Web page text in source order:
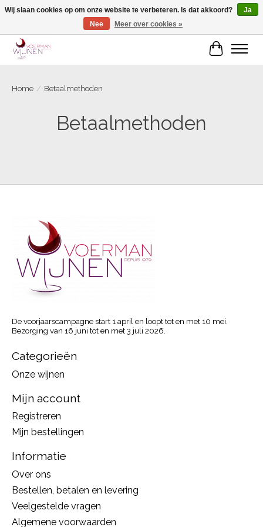
Voorjaarscampagne is gesloten
Home / Betaalmethoden
Betaalmethoden
De voorjaarscampagne start 1 april en loopt tot en met 10 mei.
Bezorging van 16 juni tot en met 3 juli 2026.
Categorieën
Onze wijnen
Mijn account
Registreren
Mijn bestellingen
Informatie
Over ons
Bestellen, betalen en levering
Veelgestelde vragen
Algemene voorwaarden
Wij slaan cookies op om onze website te verbeteren. Is dat akkoord?
Ja
Nee
Meer over cookies »